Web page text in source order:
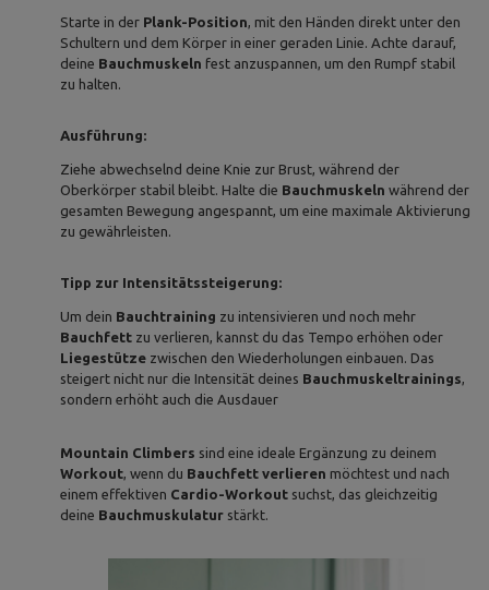
Starte in der Plank-Position , mit den Händen direkt unter den
Schultern und dem Körper in einer geraden Linie. Achte darauf,
deine Bauchmuskeln fest anzuspannen, um den Rumpf stabil
zu halten.
Ausführung:
Ziehe abwechselnd deine Knie zur Brust, während der
Oberkörper stabil bleibt. Halte die Bauchmuskeln während der
gesamten Bewegung angespannt, um eine maximale Aktivierung
zu gewährleisten.
Tipp zur Intensitätssteigerung:
Um dein Bauchtraining zu intensivieren und noch mehr
Bauchfett zu verlieren, kannst du das Tempo erhöhen oder
Liegestütze zwischen den Wiederholungen einbauen. Das
steigert nicht nur die Intensität deines Bauchmuskeltrainings
sondern erhöht auch die Ausdauer
Mountain Climbers sind eine ideale Ergänzung zu deinem
Workout , wenn du Bauchfett verlieren möchtest und nach
einem effektiven Cardio-Workout suchst, das gleichzeitig
deine Bauchmuskulatur stärkt.